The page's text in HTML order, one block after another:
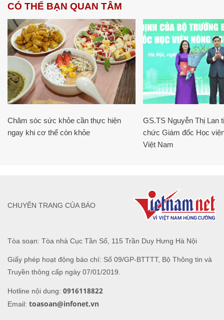
CÓ THỂ BẠN QUAN TÂM
Chăm sóc sức khỏe cần thực hiện
ngay khi cơ thể còn khỏe
GS.TS Nguyễn Thị Lan
chức Giám đốc Học
Việt Nam
Tòa soạn: Tòa nhà Cục Tần Số, 115 Trần Duy Hưng Hà Nội
Giấy phép hoạt động báo chí: Số 09/GP-BTTTT, Bộ Thông tin và
Truyền thông cấp ngày 07/01/2019.
Hotline nội dung: 0916118822
Email: toasoan@infonet.vn
CHUYÊN TRANG CỦA BÁO